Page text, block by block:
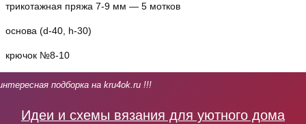
трикотажная пряжа 7-9 мм — 5 мотков
основа (d-40, h-30)⠀
крючок №8-10⠀
подборка на kru4ok.ru !!!
Идеи и схемы вязания для уютного дома